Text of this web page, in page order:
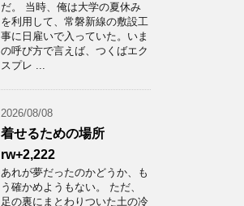
だ。 当時、俺は大学の夏休み
を利用して、常磐新線の敷設工
事に日雇いで入っていた。いま
の呼び方で言えば、つくばエク
スプレ ...
2026/08/08
着せるための場所
rw+2,222
あれが夢だったのかどうか、も
う確かめようもない。 ただ、
足の裏にまとわりついた土の冷